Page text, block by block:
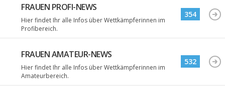
FRAUEN PROFI-NEWS
Hier findet Ihr alle Infos über Wettkämpferinnen im
Profibereich.
354
FRAUEN AMATEUR-NEWS
Hier findet Ihr alle Infos über Wettkämpferinnen im
Amateurbereich.
532